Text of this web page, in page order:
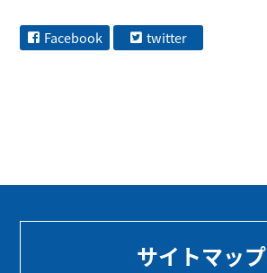
Facebook twitter
サイトマップ